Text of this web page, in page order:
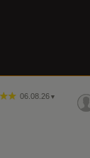
06.08.26 ▼